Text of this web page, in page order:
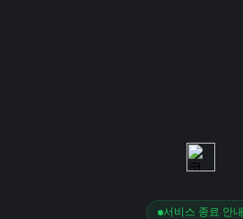
서비스 종료 안내